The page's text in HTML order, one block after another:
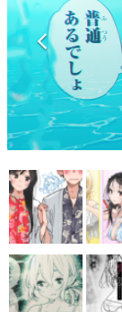
ゲ
「経
の起
イ
カテ
特集記事
マンガ
女性向け
アプリレビュー
その他